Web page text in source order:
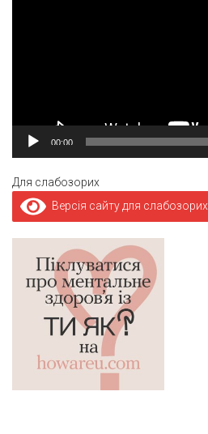
00:00
Для слабозорих
Версія сайту для слабозорих